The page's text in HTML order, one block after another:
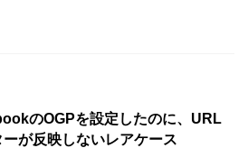
のOGPを設定したのに、URL
ーが反映しないレアケース